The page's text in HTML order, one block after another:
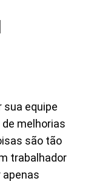
sua equipe
melhorias
são tão
trabalhador